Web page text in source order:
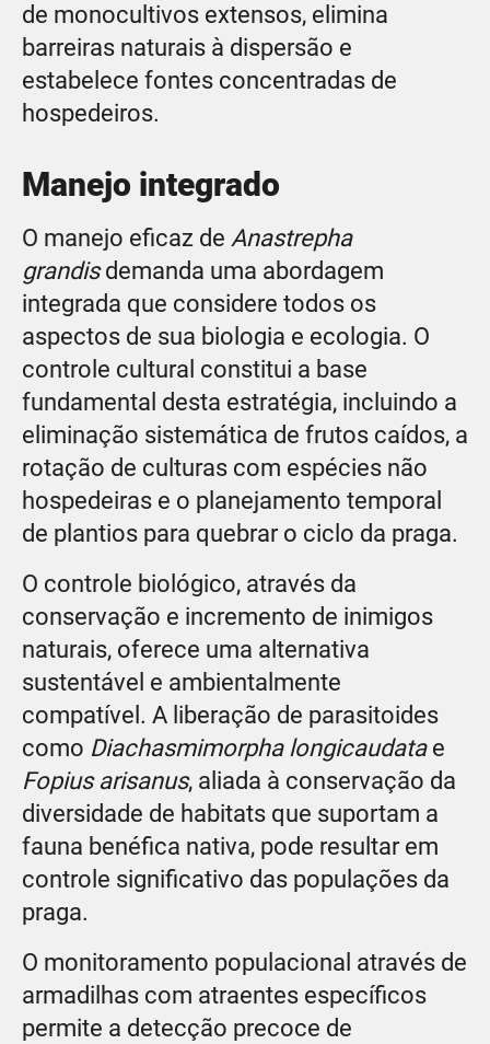
de monocultivos extensos, elimina
barreiras naturais à dispersão e
estabelece fontes concentradas de
hospedeiros.
Manejo integrado
O manejo eficaz de Anastrepha
grandisdemanda uma abordagem
integrada que considere todos os
aspectos de sua biologia e ecologia. O
controle cultural constitui a base
fundamental desta estratégia, incluindo a
eliminação sistemática de frutos caídos, a
rotação de culturas com espécies não
hospedeiras e o planejamento temporal
de plantios para quebrar o ciclo da praga.
O controle biológico, através da
conservação e incremento de inimigos
naturais, oferece uma alternativa
sustentável e ambientalmente
compatível. A liberação de parasitoides
como Diachasmimorpha longicaudatae
Fopius arisanus, aliada à conservação da
diversidade de habitats que suportam a
fauna benéfica nativa, pode resultar em
controle significativo das populações da
praga.
O monitoramento populacional através de
armadilhas com atraentes específicos
permite a detecção precoce de